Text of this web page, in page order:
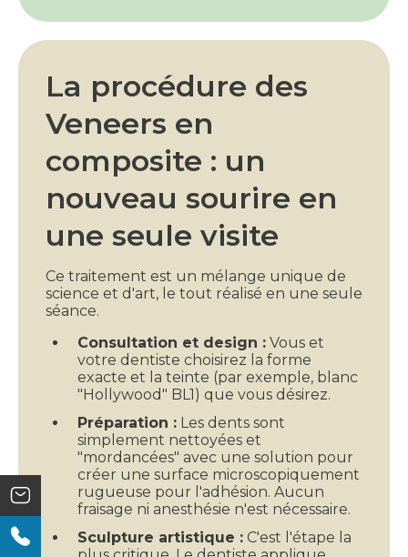
La procédure des
Veneers en
composite : un
nouveau sourire en
une seule visite
Ce traitement est un mélange unique de
science et d'art, le tout réalisé en une seule
séance.
Consultation et design : Vous et
votre dentiste choisirez la forme
exacte et la teinte (par exemple, blanc
"Hollywood" BL1) que vous désirez.
Préparation : Les dents sont
simplement nettoyées et
"mordancées" avec une solution pour
créer une surface microscopiquement
rugueuse pour l'adhésion. Aucun
fraisage ni anesthésie n'est nécessaire.
Sculpture artistique : C'est l'étape la